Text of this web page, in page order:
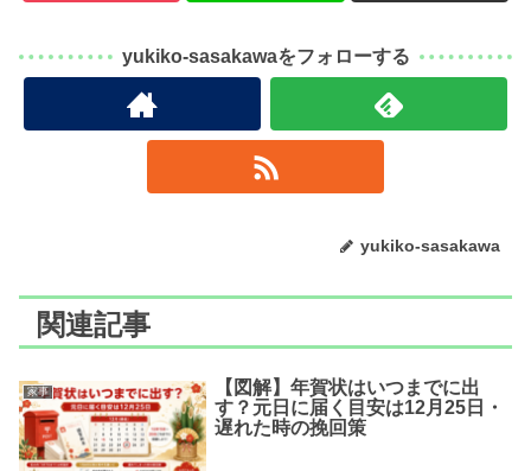
yukiko-sasakawaをフォローする
yukiko-sasakawa
関連記事
家事
【図解】年賀状はいつまでに出
す？元日に届く目安は12月25日・
遅れた時の挽回策